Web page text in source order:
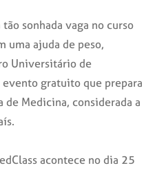
sonhada vaga no curso
uma ajuda de peso,
Universitário de
evento gratuito que prepara
de Medicina, considerada a
acontece no dia 25